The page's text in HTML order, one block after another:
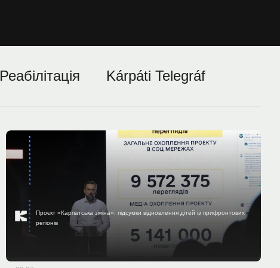
Реабілітація Kárpáti Telegráf
Проєкт «Карпатська зміна»: підсумки відновлення дітей із прифронтових
регіонів